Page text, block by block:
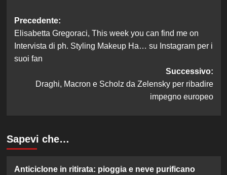
Navigazione
articolo
Precedente:
Elisabetta Gregoraci, This week you can find me on
Intervista di ph. Styling Makeup Ha… su Instagram per i
suoi fan
Successivo:
Draghi, Macron e Scholz da Zelensky per ribadire
impegno europeo
Sapevi che…
Anticiclone in ritirata: pioggia e neve purificano